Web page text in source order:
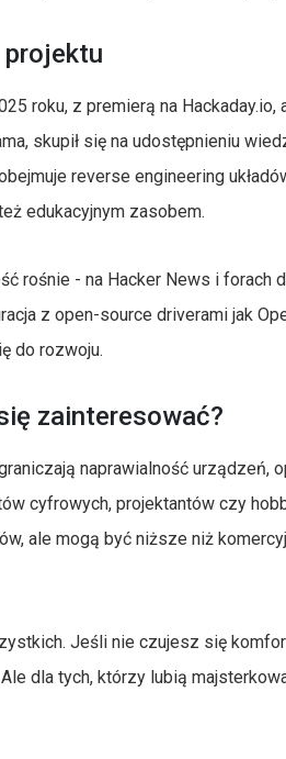
roku, z premierą na
skupił się na udostępnieniu
reverse engineering
edukacyjnym zasobem.
rośnie - na Hacker News i forach
z open-source driverami jak
do rozwoju.
zainteresować?
naprawialność urządzeń,
cyfrowych, projektantów czy
ale mogą być niższe niż
Jeśli nie czujesz się
dla tych, którzy lubią